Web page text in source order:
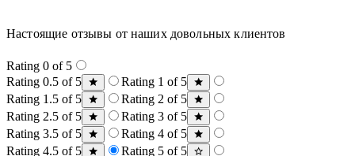
Настоящие отзывы от наших довольных клиентов
Rating 0 of 5
Rating 0.5 of 5
Rating 1 of 5
Rating 1.5 of 5
Rating 2 of 5
Rating 2.5 of 5
Rating 3 of 5
Rating 3.5 of 5
Rating 4 of 5
Rating 4.5 of 5
Rating 5 of 5